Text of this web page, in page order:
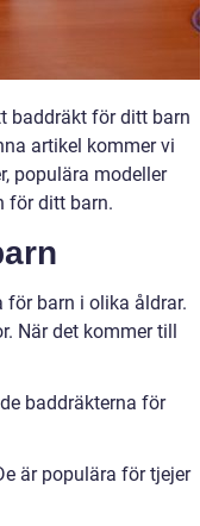
baddräkt för ditt barn
artikel kommer vi
populära modeller
för ditt barn.
barn i olika åldrar.
När det kommer till
baddräkterna för
är populära för tjejer